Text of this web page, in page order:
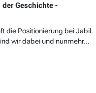
Geschichte -
die Positionierung bei Jabil.
wir dabei und nunmehr...